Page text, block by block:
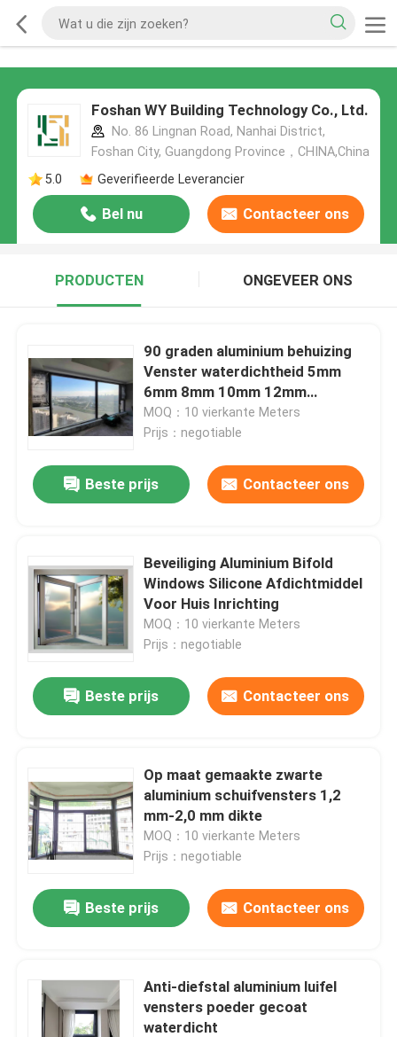
Foshan WY Building Technology Co., Ltd.
No. 86 Lingnan Road, Nanhai District,
Foshan City, Guangdong Province，CHINA,China
5.0
Geverifieerde Leverancier
Bel nu Contacteer ons
PRODUCTEN ONGEVEER ONS
90 graden aluminium behuizing
Venster waterdichtheid 5mm
6mm 8mm 10mm 12mm
Glasdikte
MOQ：10 vierkante Meters
Prijs：negotiable
Beste prijs Contacteer ons
Beveiliging Aluminium Bifold
Windows Silicone Afdichtmiddel
Voor Huis Inrichting
MOQ：10 vierkante Meters
Prijs：negotiable
Beste prijs Contacteer ons
Op maat gemaakte zwarte
aluminium schuifvensters 1,2
mm-2,0 mm dikte
MOQ：10 vierkante Meters
Prijs：negotiable
Beste prijs Contacteer ons
Anti-diefstal aluminium luifel
vensters poeder gecoat
waterdicht